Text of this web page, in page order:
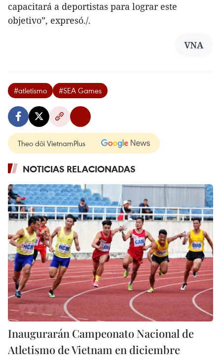
capacitará a deportistas para lograr este
objetivo”, expresó./.
VNA
#atletismo #SEA Games
Theo dõi VietnamPlus
NOTICIAS RELACIONADAS
Inaugurarán Campeonato Nacional de
Atletismo de Vietnam en diciembre